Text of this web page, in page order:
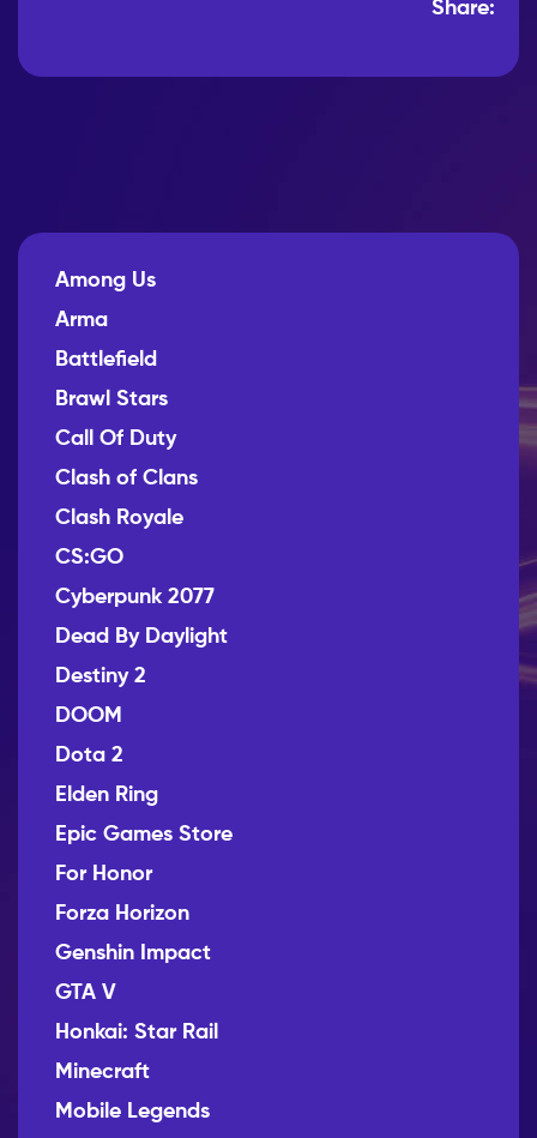
Share:
Among Us
Arma
Battlefield
Brawl Stars
Call Of Duty
Clash of Clans
Clash Royale
CS:GO
Cyberpunk 2077
Dead By Daylight
Destiny 2
DOOM
Dota 2
Elden Ring
Epic Games Store
For Honor
Forza Horizon
Genshin Impact
GTA V
Honkai: Star Rail
Minecraft
Mobile Legends